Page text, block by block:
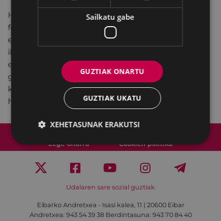
Hitzaldi honetan ijito herriaren historia ikuspegi
feministatik ezagutzera emango da. Gaur eta atzo
erreferente diren emakume ijitoei ahotsa eta
ikusgarritasuna emango diete hitzaldian, eta gaur
egun oraindik nagusi den genero ijitofobiari edo
genero antigitanismoari eta horrek
komunikabideetan duen eraginari buruz
hausnartuko dute.
Web mapa
Lege-oharra
Cookien politika
Udalaren sare sozial guztiak
Eibarko Andretxea - Isasi kalea, 11 | 20600 Eibar
Andretxea: 943 54 39 38 Berdintasuna: 943 70 84 40
Sailkatu gabe
GUZTIAK ONARTU
GUZTIAK UKATU
XEHETASUNAK ERAKUTSI